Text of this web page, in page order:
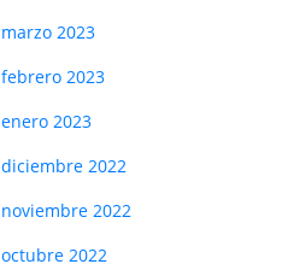
marzo 2023
febrero 2023
enero 2023
diciembre 2022
noviembre 2022
octubre 2022